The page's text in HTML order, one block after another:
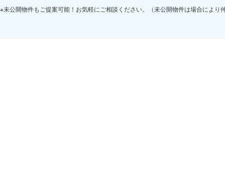
※未公開物件もご提案可能！お気軽にご相談ください。（未公開物件は場合により